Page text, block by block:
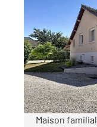
ST JULIEN
, 6
Ref : 59867
Maison à
300
Visiter le site
Maison